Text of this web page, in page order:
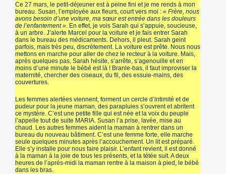
Ce 27 mars, le petit-déjeuner est à peine fini et je me rends à mon
bureau. Susan, l’employée aux fleurs, court vers moi : « Frère, nous
avons besoin d’une voiture, ma sœur est entrée dans les douleurs
de l’enfantement » . En effet, je vois Sarah qui s’appuie, soucieuse,
à un arbre. J’alerte Marcel pour la voiture et je fais entrer Sarah
dans le bureau des médicaments. Dehors, il pleut. Sarah geint
parfois, mais très peu, discrètement. La voiture est prête. Nous nous
mettons en marche pour aller de chez le recteur à la voiture. Mais,
après quelques pas, Sarah hésite, s’arrête, s’agenouille et en
moins d’une minute le bébé est là ! Branle-bas, il faut improviser la
maternité, chercher des ciseaux, du fil, des essuie-mains, des
couvertures.
Les femmes alertées viennent, forment un cercle d’intimité et de
pudeur pour la jeune maman, des parapluies s’ouvrent et abritent
ce mystère. C’est une petite fille qui est née et la voix du peuple
l’appelle tout de suite MARIA. Susan l’a prise, lavée, mise au
chaud. Les autres femmes aident la maman à rentrer dans un
bureau du nouveau bâtiment. C’est une femme forte, elle marche
seule quelques minutes après l’accouchement. Un lit est préparé.
Elle s’y installe pour nous faire plaisir. L’enfant revient, il est donné
à la maman à la joie de tous les présents, et la tétée suit. A deux
heures de l’après-midi la maman rentre à la maison à pied, le bébé
dans les bras.